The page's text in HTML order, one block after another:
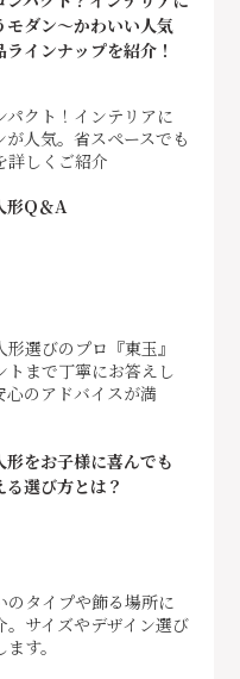
モダン～かわいい人気
ラインナップを紹介！
クト！インテリアに
人気。省スペースでも
詳しくご紹介
形Q＆A
選びのプロ『東玉』
トまで丁寧にお答えし
心のアドバイスが満
形をお子様に喜んでも
る選び方とは？
のタイプや飾る場所に
サイズやデザイン選び
す。